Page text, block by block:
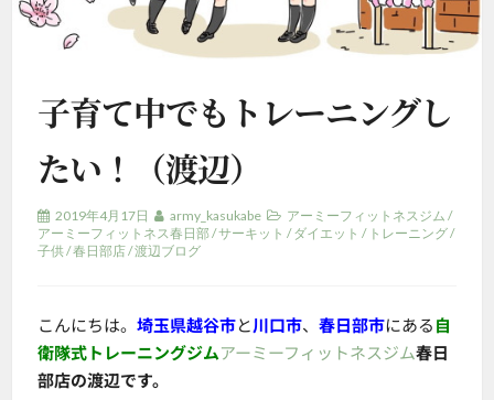
子育て中でもトレーニングし
たい！（渡辺）
2019年4月17日 army_kasukabe アーミーフィットネスジム /
アーミーフィットネス春日部/サーキット /ダイエット / トレーニング/
子供/春日部店/渡辺ブログ
こんにちは。 埼玉県越谷市と川口市、 春日部市にある自
衛隊式トレーニングジムアーミーフィットネスジム春日
部店の渡辺です。